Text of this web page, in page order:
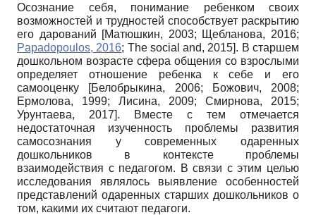
Осознание себя, понимание ребенком своих
возможностей и трудностей способствует раскрытию
его дарований [Матюшкин, 2003; Щебланова, 2016;
Papadopoulos, 2016; The social and, 2015]. В старшем
дошкольном возрасте сфера общения со взрослыми
определяет отношение ребенка к себе и его
самооценку
[Белобрыкина, 2006; Божович, 2008;
Ермолова, 1999; Лисина, 2009; Смирнова, 2015;
Урунтаева, 2017]. Вместе с тем отмечается
недостаточная изученность проблемы развития
самосознания у современных одаренных
дошкольников в контексте проблемы
взаимодействия с педагогом. В связи с этим целью
исследования являлось выявление особенностей
представлений одаренных старших дошкольников о
том, какими их считают педагоги.